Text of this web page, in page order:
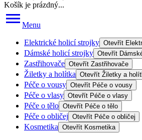
Košík je prázdný...
Menu
Elektrické holicí strojky Otevřít
Dámské holicí strojky Otevřít
Zastřihovače Otevřít Zastřihovače
Žiletky a holítka Otevřít Žiletky a
Péče o vousy Otevřít Péče o vousy
Péče o vlasy Otevřít Péče o vlasy
Péče o tělo Otevřít Péče o tělo
Péče o obličej Otevřít Péče o obličej
Kosmetika Otevřít Kosmetika